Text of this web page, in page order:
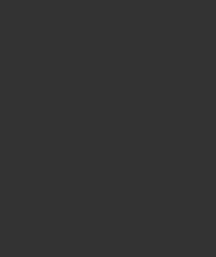
vezikuláris Zn
befogása volt kelátképző
Ezekben az esetekben a
bizonyult a
megfelelőnek membrán-
in vitro mérések azt